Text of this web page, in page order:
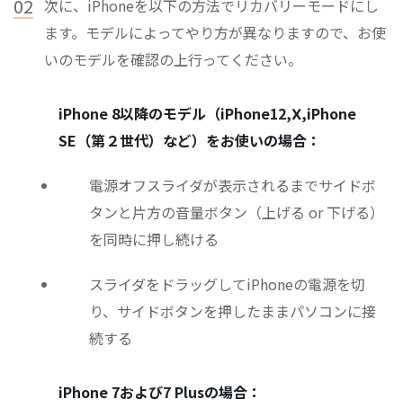
02 次に、iPhoneを以下の方法でリカバリーモードにし
ます。モデルによってやり方が異なりますので、お使
いのモデルを確認の上行ってください。
iPhone 8以降のモデル（iPhone12,Ⅹ,iPhone
SE（第２世代）など）をお使いの場合：
電源オフスライダが表示されるまでサイドボ
タンと片方の音量ボタン（上げる or 下げる）
を同時に押し続ける
スライダをドラッグしてiPhoneの電源を切
り、サイドボタンを押したままパソコンに接
続する
iPhone 7および7 Plusの場合：